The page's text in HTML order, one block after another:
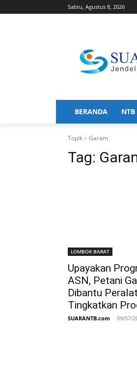
Sabtu, Agustus 8, 2026
BERANDA NTB
Topik Garam
Tag:
LOMBOK BARAT
Upayakan
ASN, Petani
Dibantu
Tingkatkan
SUARANTB.com - 09/07/